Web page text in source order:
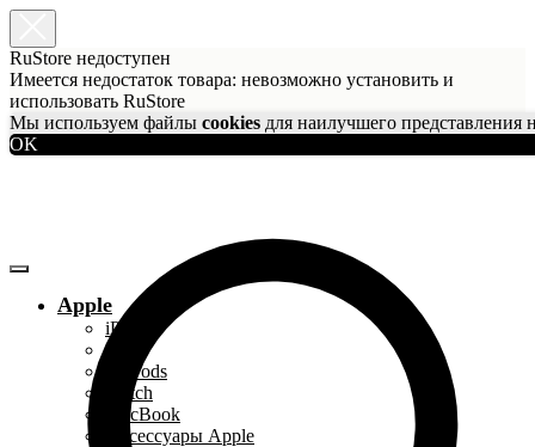
RuStore недоступен
Имеется недостаток товара: невозможно установить и
использовать RuStore
Мы используем файлы cookies для наилучшего представления
OK
Apple
iPhone
iPad
AirPods
Watch
MacBook
Аксессуары Apple